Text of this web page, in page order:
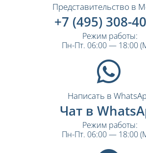
Представительство в
+7 (495) 308-
Режим работы:
Пн-Пт. 06:00 — 18:00
Написать в
Чат в
Режим работы:
Пн-Пт. 06:00 — 18:00